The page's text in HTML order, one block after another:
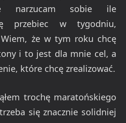
narzucam sobie ile
przebiec w tygodniu,
że w tym roku chcę
i to jest dla mnie cel, a
które chcę zrealizować.
trochę maratońskiego
się znacznie solidniej